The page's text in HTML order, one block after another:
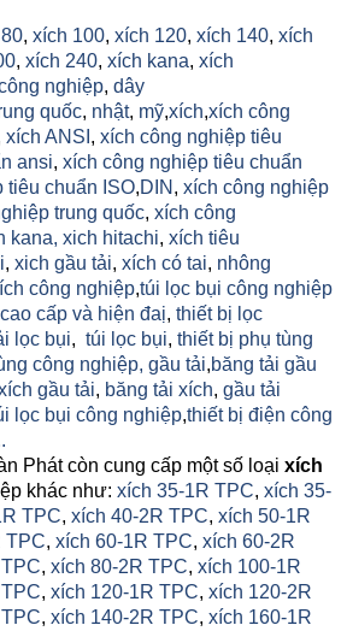
, xích 100, xích 120, xích 140, xích
, xích 240, xích kana, xích
nghiệp, dây
quốc, nhật, mỹ,xích,xích công
xích ANSI , xích công nghiệp tiêu
ansi, xích công nghiệp tiêu chuẩn
tiêu chuẩn ISO,DIN , xích công nghiệp
trung quốc, xích công
kana, xich hitachi, xích tiêu
, xich gầu tải, xích có tai, nhông
công nghiệp,túi lọc bụi công nghiệp
cấp và hiện đaị, thiết bị lọc
lọc bụi, túi lọc bụi, thiết bị phụ tùng
công nghiệp, gầu tải,băng tải gầu
gầu tải, băng tải xích, gầu tải
lọc bụi công nghiệp,thiết bị điện công
Phát còn cung cấp một số loại xích
khác như: xích 35-1R TPC, xích 35-
TPC, xích 40-2R TPC, xích 50-1R
TPC, xích 60-1R TPC, xích 60-2R
, xích 80-2R TPC, xích 100-1R
, xích 120-1R TPC, xích 120-2R
, xích 140-2R TPC, xích 160-1R